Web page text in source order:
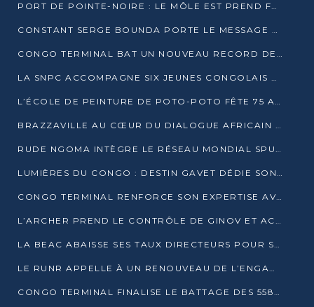
PORT DE POINTE-NOIRE : LE MÔLE EST PREND FORME ET VISE LES GÉANTS DES MERS
CONSTANT SERGE BOUNDA PORTE LE MESSAGE DE COMPASSION DE DENIS SASSOU NGUESSO EN IRAN
CONGO TERMINAL BAT UN NOUVEAU RECORD DE PRODUCTIVITÉ AU PORT DE POINTE-NOIRE
LA SNPC ACCOMPAGNE SIX JEUNES CONGOLAIS AUX OLYMPIADES PANAFRICAINES DE MATHÉMATIQUES
L’ÉCOLE DE PEINTURE DE POTO-POTO FÊTE 75 ANS AU SERVICE DE L’ART CONGOLAIS
BRAZZAVILLE AU CŒUR DU DIALOGUE AFRICAIN SUR LES OBJECTIFS DE DÉVELOPPEMENT DURABLE
RUDE NGOMA INTÈGRE LE RÉSEAU MONDIAL SPUTNIK PRO APRÈS UNE FORMATION À MOSCOU
LUMIÈRES DU CONGO : DESTIN GAVET DÉDIE SON PRIX À L’UNITÉ NATIONALE ET À LA JEUNESSE
CONGO TERMINAL RENFORCE SON EXPERTISE AVEC NEUF NOUVEAUX FORMATEURS EN ENGINS PORTUAIRES
L’ARCHER PREND LE CONTRÔLE DE GINOV ET ACCÉLÈRE SON VIRAGE NUMÉRIQUE
LA BEAC ABAISSE SES TAUX DIRECTEURS POUR SOUTENIR LA CROISSANCE EN ZONE CEMAC
LE RUNR APPELLE À UN RENOUVEAU DE L’ENGAGEMENT MILITANT
CONGO TERMINAL FINALISE LE BATTAGE DES 558 PIEUX DU FUTUR QUAI DU MÔLE EST